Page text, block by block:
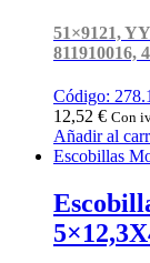
51×9121,
811910016,
Código:
12,52 € Con
Añadir al
Escobillas